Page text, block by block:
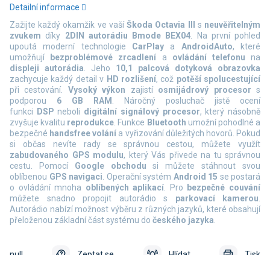
Měrná
cena:
Zažijte každý okamžik ve vašíŠkoda Octavia III s neuvěřitelným
zvukem díky 2DIN autorádiu Bmode BEX04. Na první pohled
upoutá moderní technologie CarPlay a AndroidAuto, které
umožňují
bezproblémové zrcadlení a ovládání telefonu na
displeji autorádia. Jeho 10,1 palcová dotyková obrazovka
zachycuje každý detail v HD rozlišení, což potěší spolucestující
při cestování. Vysoký výkon zajistí osmijádrový procesor s
podporou 6 GB RAM . Náročný posluchač jistě ocení
funkci
DSP neboli digitální signálový procesor, který násobně
zvyšuje kvalitu reprodukce. Funkce Bluetooth umožní pohodlné a
bezpečné handsfree volání a vyřizování důležitých hovorů. Pokud
si občas nevíte rady se správnou cestou, můžete využít
zabudovaného GPS modulu, který Vás přivede na tu správnou
cestu. PomocíGoogle obchodu si můžete stáhnout svou
oblíbenou GPS navigaci. Operační systém Android 15 se postará
o ovládání mnoha oblíbených aplikací. Pro
bezpečné couvání
můžete snadno propojit autorádio s parkovací kamerou.
Autorádio nabízí možnost výběru z různých jazyků, které obsahují
přeloženou základní část systému do českého jazyka.
Detailní informace